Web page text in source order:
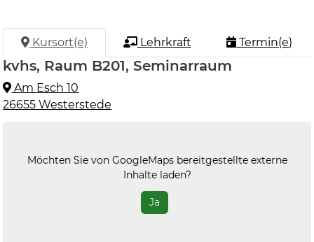
Kursort(e) Lehrkraft Termin(e)
kvhs, Raum B201, Seminarraum
Am Esch 10
26655 Westerstede
Möchten Sie von GoogleMapsbereitgestellte externe
Inhalte laden?
Ja